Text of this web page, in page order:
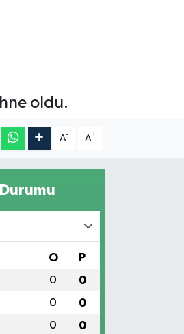
oldu.
A- A+
O P
0 0
0 0
0 0